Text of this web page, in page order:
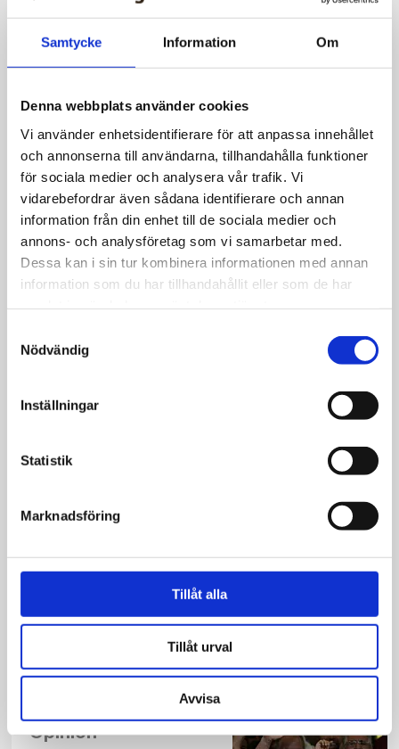
Samtycke Information Om
Denna webbplats använder cookies
Vi använder enhetsidentifierare för att anpassa innehållet
och annonserna till användarna, tillhandahålla funktioner
för sociala medier och analysera vår trafik. Vi
vidarebefordrar även sådana identifierare och annan
information från din enhet till de sociala medier och
annons- och analysföretag som vi samarbetar med.
Dessa kan i sin tur kombinera informationen med annan
information som du har tillhandahållit eller som de har
Nödvändig
Inställningar
Statistik
Marknadsföring
Tillåt alla
Tillåt urval
Avvisa
Lula skyllde Putins krig på
Ukraina, EU och USA
Opinion
Att vinna val handlar
om både politik och
statsmannaskap
Opinion